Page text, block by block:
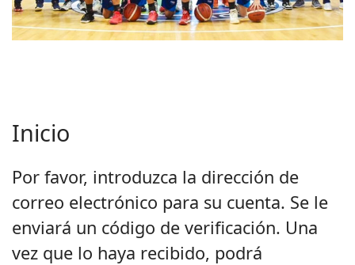
Inicio
Por favor, introduzca la dirección de
correo electrónico para su cuenta. Se le
enviará un código de verificación. Una
vez que lo haya recibido, podrá